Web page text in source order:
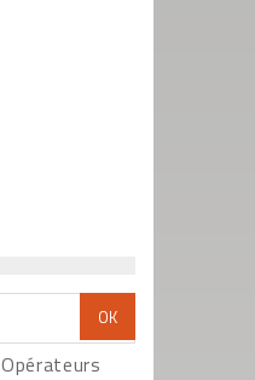
Opérateurs